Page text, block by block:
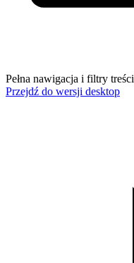
Pełna nawigacja i filtry treści
Przejdź do wersji desktop